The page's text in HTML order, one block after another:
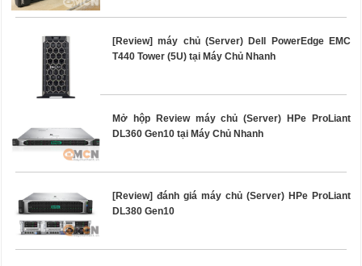
[Review] máy chủ (Server) Dell PowerEdge EMC
T440 Tower (5U) tại Máy Chủ Nhanh
Mở hộp Review máy chủ (Server) HPe ProLiant
DL360 Gen10 tại Máy Chủ Nhanh
[Review] đánh giá máy chủ (Server) HPe ProLiant
DL380 Gen10